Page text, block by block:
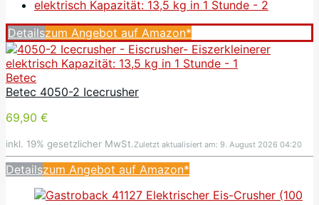
Detailszum Angebot auf Amazon*
Betec
Betec 4050-2 Icecrusher
69,90 €
inkl. 19% gesetzlicher MwSt.Zuletzt aktualisiert am: 9. August 2026 04:20
Detailszum Angebot auf Amazon*